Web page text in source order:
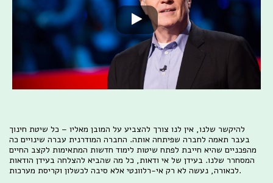
להיקשר שלנו, אין לנו צורך להצביע על המובן מאליו – כל שיטת חינוך
בעבר תאמה לחברה שפיתחה אותה. החברה המודרנית עברה שינויים כה
מהפכניים שהיא חייבת לפתח שיטות לימוד חדשות המתאימות לקצב החיים
המסחרר שלנו. בעידן של אי ודאות, כל מה שהביא להצלחה בעידן הודאות
לכאורה, נעשה לא רק אי-רלוונטי אלא סיבה לכשלון וקריסת מערכות.